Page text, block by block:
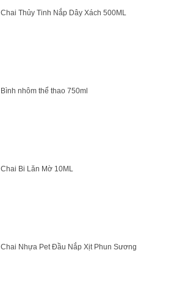
Chai Thủy Tinh Nắp Dây Xách 500ML
Bình nhôm thể thao 750ml
Chai Bi Lăn Mờ 10ML
Chai Nhựa Pet Đầu Nắp Xịt Phun Sương